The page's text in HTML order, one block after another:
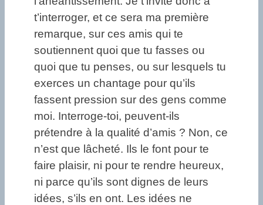
t’interroger, et ce sera ma première
remarque, sur ces amis qui te
soutiennent quoi que tu fasses ou
quoi que tu penses, ou sur lesquels tu
exerces un chantage pour qu’ils
fassent pression sur des gens comme
moi. Interroge-toi, peuvent-ils
prétendre à la qualité d’amis ? Non, ce
n’est que lâcheté. Ils le font pour te
faire plaisir, ni pour te rendre heureux,
ni parce qu’ils sont dignes de leurs
idées, s’ils en ont. Les idées ne